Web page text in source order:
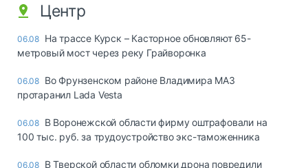
Центр
06.08 На трассе Курск – Касторное обновляют 65-
метровый мост через реку Грайворонка
06.08 Во Фрунзенском районе Владимира МАЗ
протаранил Lada Vesta
06.08 В Воронежской области фирму оштрафовали на
100 тыс. руб. за трудоустройство экс-таможенника
06.08 В Тверской области обломки дрона повредили